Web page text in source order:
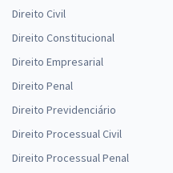
Direito Civil
Direito Constitucional
Direito Empresarial
Direito Penal
Direito Previdenciário
Direito Processual Civil
Direito Processual Penal